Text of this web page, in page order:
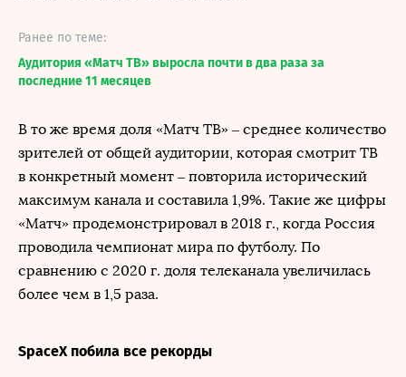
Ранее по теме:
Аудитория «Матч ТВ» выросла почти в два раза за
последние 11 месяцев
В то же время доля «Матч ТВ» – среднее количество
зрителей от общей аудитории, которая смотрит ТВ
в конкретный момент – повторила исторический
максимум канала и составила 1,9%. Такие же цифры
«Матч» продемонстрировал в 2018 г., когда Россия
проводила чемпионат мира по футболу. По
сравнению с 2020 г. доля телеканала увеличилась
более чем в 1,5 раза.
SpaceX побила все рекорды